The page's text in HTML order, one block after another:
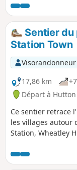
communautés
(Deaf Hill),
Trimdon Grange.
des champs
apercevoir des
pendant ta balade.
Sentier
Station Town
Visorandonneur
17,86 km
Départ à
Ce sentier retrace
les villages autour
Station, Wheatley